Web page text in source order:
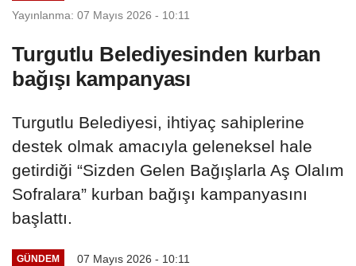
Yayınlanma: 07 Mayıs 2026 - 10:11
Turgutlu Belediyesinden kurban
bağışı kampanyası
Turgutlu Belediyesi, ihtiyaç sahiplerine
destek olmak amacıyla geleneksel hale
getirdiği “Sizden Gelen Bağışlarla Aş Olalım
Sofralara” kurban bağışı kampanyasını
başlattı.
GÜNDEM 07 Mayıs 2026 - 10:11